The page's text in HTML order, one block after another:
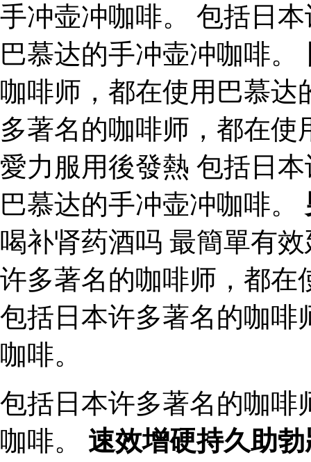
手冲壶冲咖啡。 包括日
巴慕达的手冲壶冲咖啡。
咖啡师，都在使用巴慕达
多著名的咖啡师，都在
愛力服用後發熱 包括日
巴慕达的手冲壶冲咖啡。
喝补肾药酒吗 最簡單有
许多著名的咖啡师，都在
包括日本许多著名的咖啡
咖啡。
包括日本许多著名的咖啡
咖啡。 速效增硬持久助